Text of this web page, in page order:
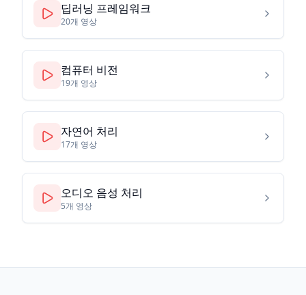
딥러닝 프레임워크
20개 영상
컴퓨터 비전
19개 영상
자연어 처리
17개 영상
오디오 음성 처리
5개 영상